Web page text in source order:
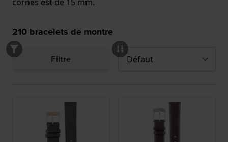
210 bracelets de montre
Filtre